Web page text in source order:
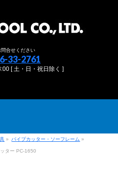
合せください
33-2761
[ 土・日・祝日除く ]
» パイプカッター・ソーフレーム »
ター PC-1650